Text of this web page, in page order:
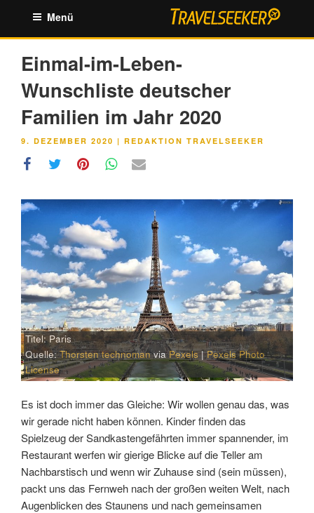
springen
Menü
Einmal-im-Leben-
Wunschliste deutscher
Familien im Jahr 2020
VERÖFFENTLICHT
9. DEZEMBER 2020 | REDAKTION TRAVELSEEKER
Titel: Paris
Quelle:Thorsten technomanviaPexels|Pexels Photo
License
Es ist doch immer das Gleiche: Wir wollen genau das, was
wir gerade nicht haben können. Kinder finden das
Spielzeug der Sandkastengefährten immer spannender, im
Restaurant werfen wir gierige Blicke auf die Teller am
Nachbarstisch und wenn wir Zuhause sind (sein müssen),
packt uns das Fernweh nach der großen weiten Welt, nach
Augenblicken des Staunens und nach gemeinsamen